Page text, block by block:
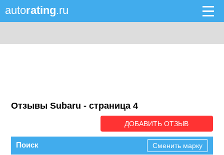
autorating.ru
Отзывы Subaru - cтраница 4
ДОБАВИТЬ ОТЗЫВ
Поиск Сменить марку